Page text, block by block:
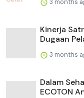
3 months
Kinerja
Dugaan
3 months
Dalam
ECOTON